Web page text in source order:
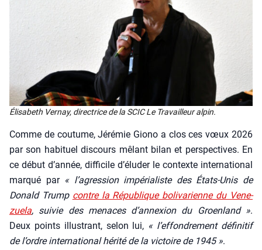
Éli­sa­beth Ver­nay, direc­trice de la SCIC Le Tra­vailleur alpin.
Comme de cou­tume, Jéré­mie Gio­no a clos ces vœux 2026
par son habi­tuel dis­cours mêlant bilan et pers­pec­tives. En
ce début d’an­née, dif­fi­cile d’é­lu­der le contexte inter­na­tio­nal
mar­qué par « l’agression impé­ria­liste des États-Unis de
Donald Trump contre la Répu­blique boli­va­rienne du Vene­
zue­la, sui­vie des menaces d’annexion du Groen­land ».
Deux points illus­trant, selon lui, « l’ef­fon­dre­ment défi­ni­tif
de l’ordre inter­na­tio­nal héri­té de la vic­toire de 1945 ».